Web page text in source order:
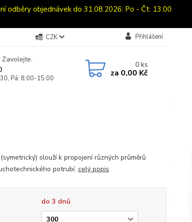
odběry objednávek do 31.08.2026: Po - Čt: 13:00
CZK Přihlášení
Zavolejte.
Pá: 8:00-15:00
0ks
za 0,00 Kč
slouží k propojení různých průměrů
potrubí. celý popis
do 3 dnů